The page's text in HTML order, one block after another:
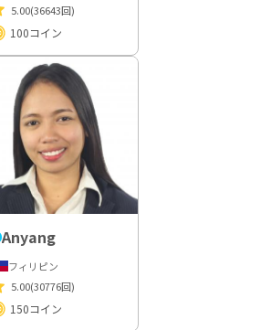
5.00(36643回)
100コイン
Anyang
フィリピン
5.00(30776回)
150コイン